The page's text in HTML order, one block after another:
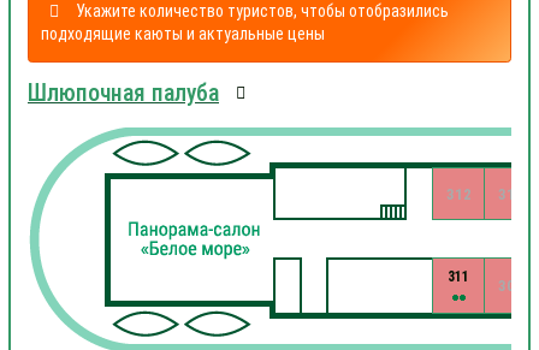
Укажите количество туристов, чтобы отобразились
подходящие каюты и актуальные цены
Шлюпочная палуба
309
310
311
312